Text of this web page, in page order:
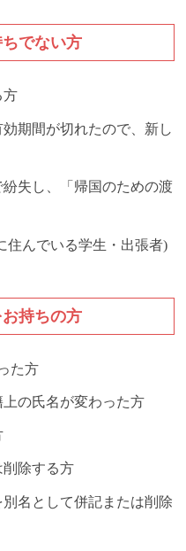
でない方
方
期間が切れたので、新し
失し、「帰国のための渡
住んでいる学生・出張者)
持ちの方
た方
の氏名が変わった方
削除する方
名として併記または削除